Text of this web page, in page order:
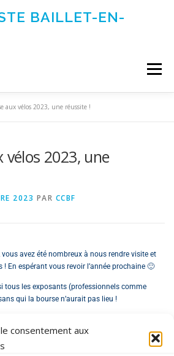
consentement aux
BAILLET-EN-
Menu
CONTACTEZ-NOUS
aux vélos 2023, une réussite !
vélos 2023, une
2023 PAR CCBF
avez été nombreux à nous rendre visite et
En espérant vous revoir l’année prochaine 🙂
tous les exposants (professionnels comme
qui la bourse n’aurait pas lieu !
encore nous améliorer.